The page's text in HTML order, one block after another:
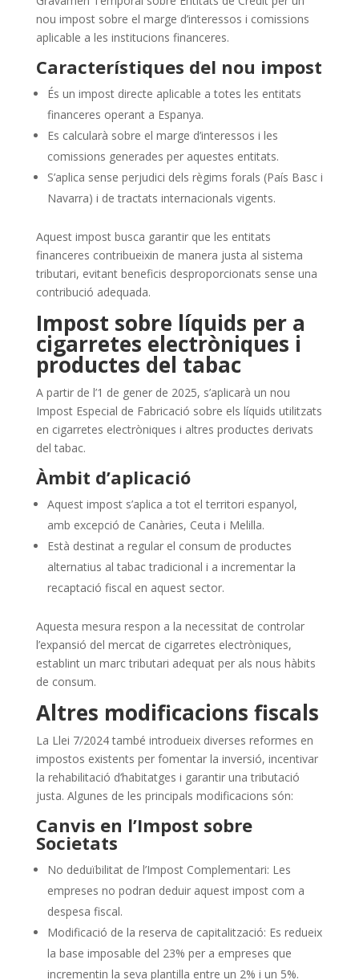
nou impost sobre el marge d’interessos i comissions
aplicable a les institucions financeres.
Característiques del nou impost
És un impost directe aplicable a totes les entitats
financeres operant a Espanya.
Es calcularà sobre el marge d’interessos i les
comissions generades per aquestes entitats.
S’aplica sense perjudici dels règims forals (País Basc i
Navarra) i de tractats internacionals vigents.
Aquest impost busca garantir que les entitats
financeres contribueixin de manera justa al sistema
tributari, evitant beneficis desproporcionats sense una
contribució adequada.
Impost sobre líquids per a
cigarretes electròniques i
productes del tabac
A partir de l’1 de gener de 2025, s’aplicarà un nou
Impost Especial de Fabricació sobre els líquids utilitzats
en cigarretes electròniques i altres productes derivats
del tabac.
Àmbit d’aplicació
Aquest impost s’aplica a tot el territori espanyol,
amb excepció de Canàries, Ceuta i Melilla.
Està destinat a regular el consum de productes
alternatius al tabac tradicional i a incrementar la
recaptació fiscal en aquest sector.
Aquesta mesura respon a la necessitat de controlar
l’expansió del mercat de cigarretes electròniques,
establint un marc tributari adequat per als nous hàbits
de consum.
Altres modificacions fiscals
La Llei 7/2024 també introdueix diverses reformes en
impostos existents per fomentar la inversió, incentivar
la rehabilitació d’habitatges i garantir una tributació
justa. Algunes de les principals modificacions són:
Canvis en l’Impost sobre
Societats
No deduïbilitat de l’Impost Complementari: Les
empreses no podran deduir aquest impost com a
despesa fiscal.
Modificació de la reserva de capitalització: Es redueix
la base imposable del 23% per a empreses que
incrementin la seva plantilla entre un 2% i un 5%.